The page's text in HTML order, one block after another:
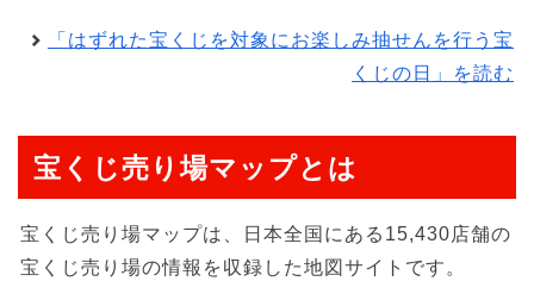
「はずれた宝くじを対象にお楽しみ抽せんを行う宝
くじの日」を読む
宝くじ売り場マップとは
宝くじ売り場マップは、日本全国にある15,430店舗の
宝くじ売り場の情報を収録した地図サイトです。